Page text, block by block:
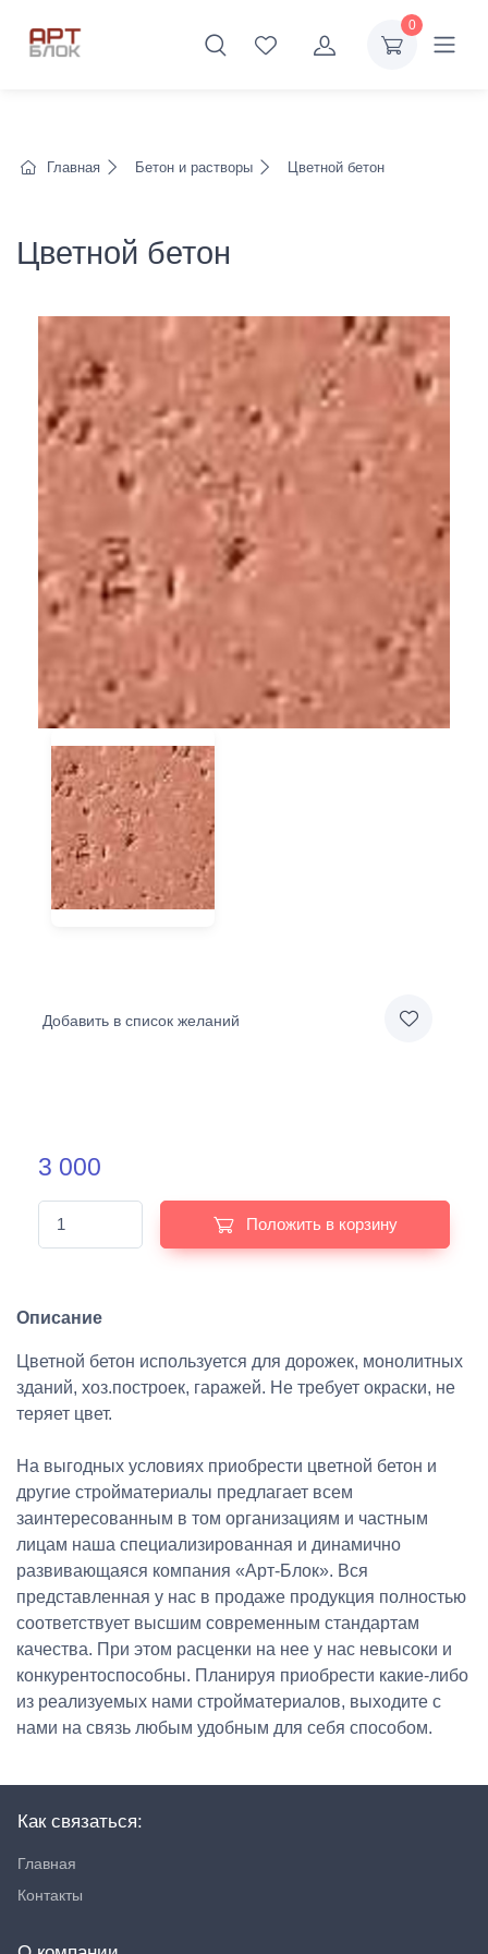
0
Главная Бетон и растворы Цветной бетон
Цветной бетон
Добавить в список желаний
3 000
Положить в корзину
Описание
Цветной бетон используется для дорожек, монолитных
зданий, хоз.построек, гаражей. Не требует окраски, не
теряет цвет.
На выгодных условиях приобрести цветной бетон и
другие стройматериалы предлагает всем
заинтересованным в том организациям и частным
лицам наша специализированная и динамично
развивающаяся компания «Арт-Блок». Вся
представленная у нас в продаже продукция полностью
соответствует высшим современным стандартам
качества. При этом расценки на нее у нас невысоки и
конкурентоспособны. Планируя приобрести какие-либо
из реализуемых нами стройматериалов, выходите с
нами на связь любым удобным для себя способом.
Как связаться:
Главная
Контакты